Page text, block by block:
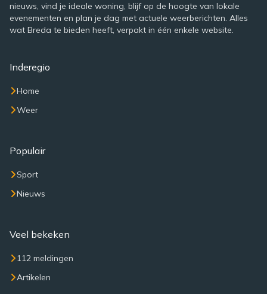
nieuws, vind je ideale woning, blijf op de hoogte van lokale
evenementen en plan je dag met actuele weerberichten. Alles
wat Breda te bieden heeft, verpakt in één enkele website.
Inderegio
Home
Weer
Populair
Sport
Nieuws
Veel bekeken
112 meldingen
Artikelen